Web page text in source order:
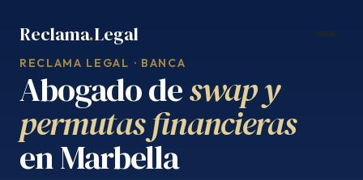
Reclama.Legal
RECLAMA LEGAL · BANCA
Abogado deswap y
permutas financieras
en Marbella